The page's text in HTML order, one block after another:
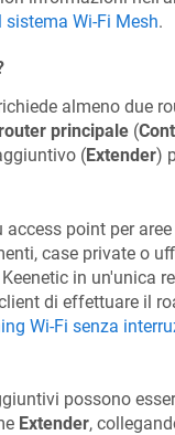
Wi-Fi Mesh.
almeno due
router principale (
(Extender)
point per
case private o
Keenetic in un'unica
di effettuare il
Wi-Fi senza
possono
Extender,